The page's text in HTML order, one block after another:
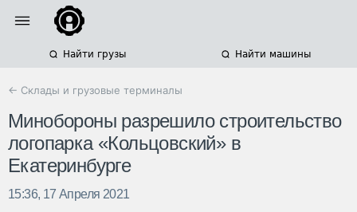
Найти грузы Найти машины
← Склады и грузовые терминалы
Минобороны разрешило строительство
логопарка «Кольцовский» в
Екатеринбурге
15:36, 17 Апреля 2021